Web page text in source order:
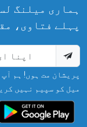
ہماری میلنگ
پہلے فتاوی،
پریشان مت ہوں! ہم
میل کو سپیم نہیں